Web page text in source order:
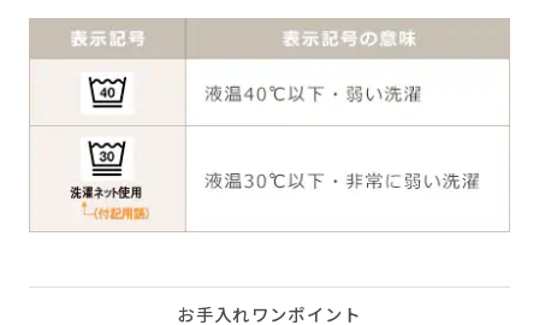
お手入れワンポイント